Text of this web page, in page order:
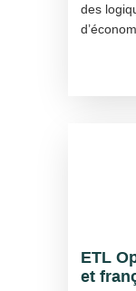
des
ETL
et